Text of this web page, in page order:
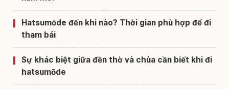
Hatsumōde đến khi nào? Thời gian phù hợp để đi
tham bái
Sự khác biệt giữa đền thờ và chùa cần biết khi đi
hatsumōde